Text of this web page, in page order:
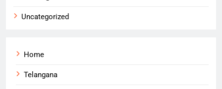
Uncategorized
Home
Telangana